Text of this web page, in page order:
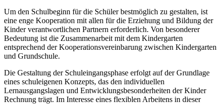
Um den Schulbeginn für die Schüler bestmöglich zu gestalten, ist
eine enge Kooperation mit allen für die Erziehung und Bildung der
Kinder verantwortlichen Partnern erforderlich. Von besonderer
Bedeutung ist die Zusammenarbeit mit dem Kindergarten
entsprechend der Kooperationsvereinbarung zwischen Kindergarten
und Grundschule.
Die Gestaltung der Schuleingangsphase erfolgt auf der Grundlage
eines schuleigenen Konzepts, das den individuellen
Lernausgangslagen und Entwicklungsbesonderheiten der Kinder
Rechnung trägt. Im Interesse eines flexiblen Arbeitens in dieser